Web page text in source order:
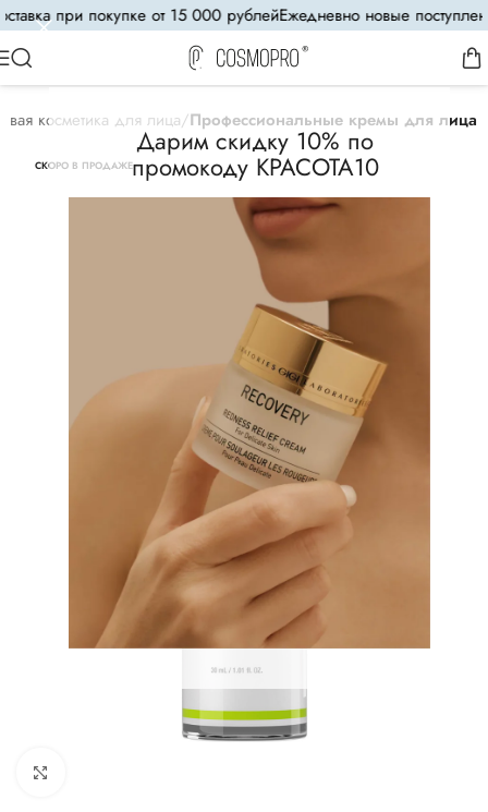
Дарим скидку 10% по
промокоду КРАСОТА10
при покупке от 15 000 рублейЕжедневно новые поступления
косметика для лица Профессиональные кремы для лица
СКОРО В ПРОДАЖЕ